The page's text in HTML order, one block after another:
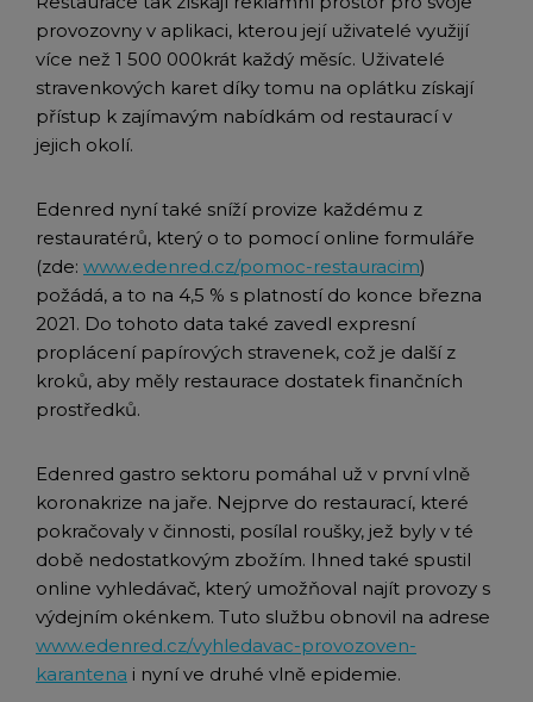
provozovny v aplikaci, kterou její uživatelé využijí
více než 1 500 000krát každý měsíc. Uživatelé
stravenkových karet díky tomu na oplátku získají
přístup k zajímavým nabídkám od restaurací v
jejich okolí.
Edenred nyní také sníží provize každému z
restauratérů, který o to pomocí online formuláře
(zde: www.edenred.cz/pomoc-restauracim)
požádá, a to na 4,5 % s platností do konce března
2021. Do tohoto data také zavedl expresní
proplácení papírových stravenek, což je další z
kroků, aby měly restaurace dostatek finančních
prostředků.
Edenred gastro sektoru pomáhal už v první vlně
koronakrize na jaře. Nejprve do restaurací, které
pokračovaly v činnosti, posílal roušky, jež byly v té
době nedostatkovým zbožím. Ihned také spustil
online vyhledávač, který umožňoval najít provozy s
výdejním okénkem. Tuto službu obnovil na adrese
www.edenred.cz/vyhledavac-provozoven-
karantena i nyní ve druhé vlně epidemie.